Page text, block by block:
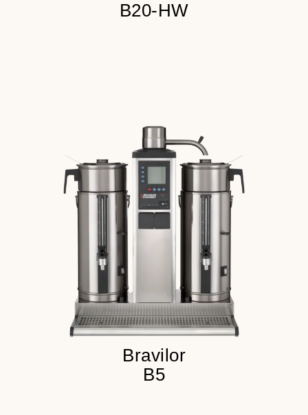
B20-HW
Bravilor
B5
Подключение к водопроводу
Встроенный таймер
Резервный запас кофе - 10
литров